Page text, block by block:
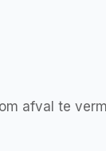
afval te